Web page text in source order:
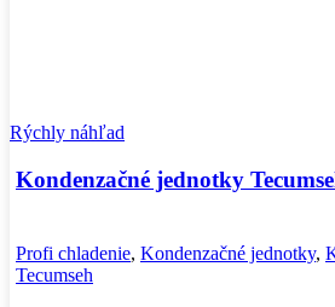
Rýchly náhľad
Kondenzačné jednotky
Profi chladenie, Kondenzačné jednotky,
Tecumseh